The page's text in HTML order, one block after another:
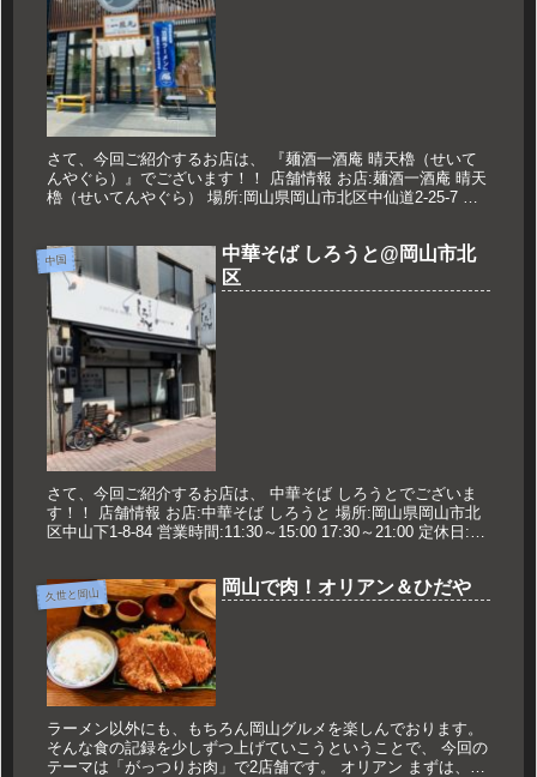
さて、今回ご紹介するお店は、 『麺酒一酒庵 晴天櫓（せいて
んやぐら）』でございます！！ 店舗情報 お店:麺酒一酒庵 晴天
櫓（せいてんやぐら） 場所:岡山県岡山市北区中仙道2-25-7 営
中国
中華そば しろうと@岡山市北
区
さて、今回ご紹介するお店は、 中華そば しろうとでございま
す！！ 店舗情報 お店:中華そば しろうと 場所:岡山県岡山市北
区中山下1-8-84 営業時間:11:30～15:00 17:30～21:00 定休日:火
久世と岡山 岡山で肉！オリアン＆ひだや
ラーメン以外にも、もちろん岡山グルメを楽しんでおります。
そんな食の記録を少しずつ上げていこうということで、 今回の
テーマは「がっつりお肉」で2店舗です。 オリアン まずは、ク